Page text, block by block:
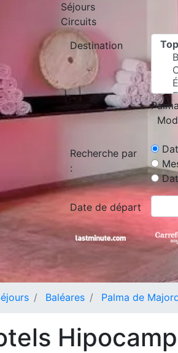
Séjours
Circuits
Destination
Recherche par
:
Date de départ
Baléares Palma de